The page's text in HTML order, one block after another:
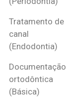
Tratamento de
canal
(Endodontia)
Documentação
ortodôntica
(Básica)